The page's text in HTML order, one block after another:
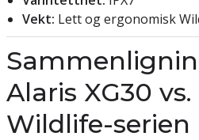
Vekt: Lett og ergonomisk
Alaris XG30
Wildlife-serien